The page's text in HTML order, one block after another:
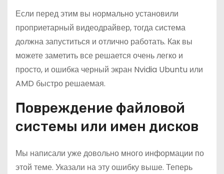
Если перед этим вы нормально установили
проприетарный видеодрайвер, тогда система
должна запуститься и отлично работать. Как вы
можете заметить все решается очень легко и
просто, и ошибка черный экран Nvidia Ubuntu или
AMD быстро решаемая.
Повреждение файловой
системы или имен дисков
Мы написали уже довольно много информации по
этой теме. Указали на эту ошибку выше. Теперь